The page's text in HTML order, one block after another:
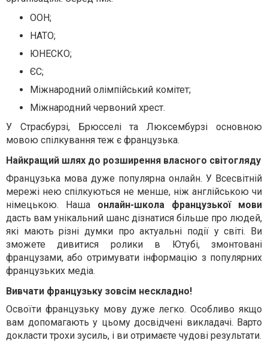
ООН;
НАТО;
ЮНЕСКО;
ЄС;
Міжнародний олімпійський комітет;
Міжнародний червоний хрест.
У Страсбурзі, Брюсселі та Люксембурзі основною
мовою спілкування теж є французька.
Найкращий шлях до розширення власного світогляду
Французька мова дуже популярна онлайн. У Всесвітній
мережі нею спілкуються не менше, ніж англійською чи
німецькою. Наша онлайн-школа французької мови
дасть вам унікальний шанс дізнатися більше про людей,
які мають різні думки про актуальні події у світі. Ви
зможете дивитися ролики в Ютубі, змонтовані
французами, або отримувати інформацію з популярних
французьких медіа.
Вивчати французьку зовсім нескладно!
Освоїти французьку мову дуже легко. Особливо якщо
вам допомагають у цьому досвідчені викладачі. Варто
докласти трохи зусиль, і ви отримаєте чудові результати.